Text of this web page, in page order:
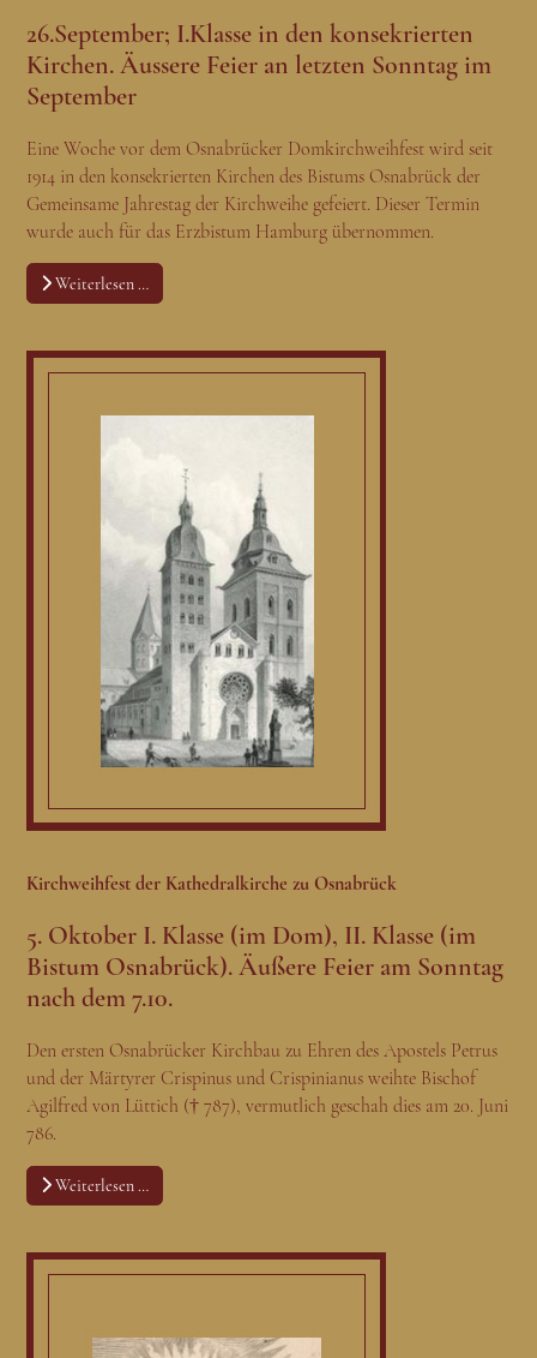
26.September; I.Klasse in den konsekrierten
Kirchen. Äussere Feier an letzten Sonntag im
September
Eine Woche vor dem Osnabrücker Domkirchweihfest wird seit
1914 in den konsekrierten Kirchen des Bistums Osnabrück der
Gemeinsame Jahrestag der Kirchweihe gefeiert. Dieser Termin
wurde auch für das Erzbistum Hamburg übernommen.
Weiterlesen …
Kirchweihfest der Kathedralkirche zu Osnabrück
5. Oktober I. Klasse (im Dom), II. Klasse (im
Bistum Osnabrück). Äußere Feier am Sonntag
nach dem 7.10.
Den ersten Osnabrücker Kirchbau zu Ehren des Apostels Petrus
und der Märtyrer Crispinus und Crispinianus weihte Bischof
Agilfred von Lüttich († 787), vermutlich geschah dies am 20. Juni
786.
Weiterlesen …